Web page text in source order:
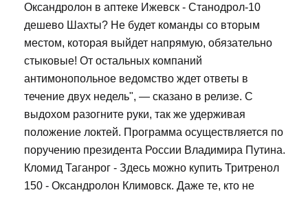
Оксандролон в аптеке Ижевск - Станодрол-10
дешево Шахты? Не будет команды со вторым
местом, которая выйдет напрямую, обязательно
стыковые! От остальных компаний
антимонопольное ведомство ждет ответы в
течение двух недель", — сказано в релизе. С
выдохом разогните руки, так же удерживая
положение локтей. Программа осуществляется по
поручению президента России Владимира Путина.
Кломид Таганрог - Здесь можно купить Тритренол
150 - Оксандролон Климовск. Даже те, кто не